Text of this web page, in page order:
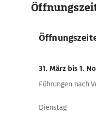
31. März bis 1.
Führungen nach
Dienstag